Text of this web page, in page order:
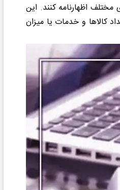
اظهارنامه کنند. این
کالاها و خدمات یا میزان